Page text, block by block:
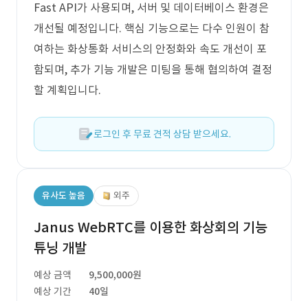
Fast API가 사용되며, 서버 및 데이터베이스 환경은
개선될 예정입니다. 핵심 기능으로는 다수 인원이 참
여하는 화상통화 서비스의 안정화와 속도 개선이 포
함되며, 추가 기능 개발은 미팅을 통해 협의하여 결정
할 계획입니다.
로그인 후 무료 견적 상담 받으세요.
유사도 높음 외주
Janus WebRTC를 이용한 화상회의 기능
튜닝 개발
예상 금액
9,500,000원
예상 기간
40일